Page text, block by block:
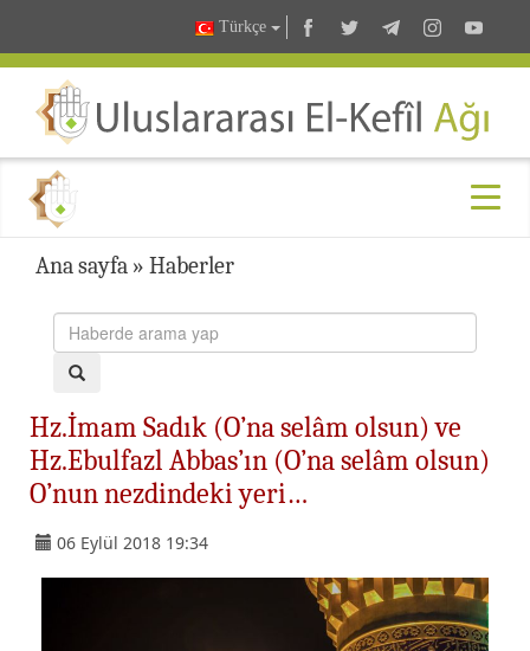
Türkçe
Ana sayfa » Haberler
Hz.İmam Sadık (O’na selâm olsun) ve
Hz.Ebulfazl Abbas’ın (O’na selâm olsun)
O’nun nezdindeki yeri…
06 Eylül 2018 19:34